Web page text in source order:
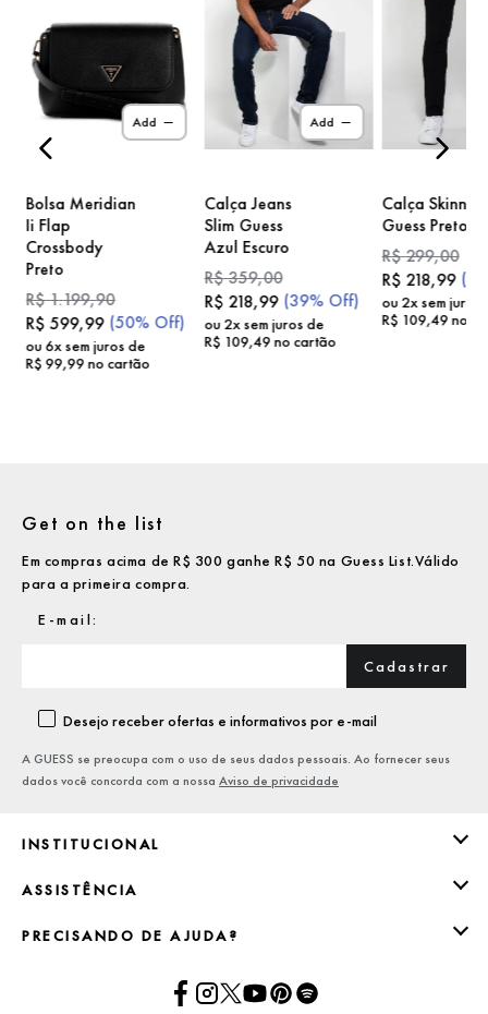
Add
Bolsa Meridian
Ii Flap
Crossbody
Preto
R$1.199,90
R$ 599,99 (50% Off)
ou 6x sem juros de
R$ 99,99no cartão
Add
Calça Jeans
Slim Guess
Azul Escuro
R$359,00
R$ 218,99 (39% Off)
ou2x sem juros de
R$ 109,49no cartão
Calça Skinny
Guess Preto
R$299,00
R$ 218,99 (
ou 2x sem juros
R$ 109,49no
INSTITUCIONAL
ASSISTÊNCIA
PRECISANDO DE AJUDA?
Get on the list
Em compras acima de R$ 300 ganhe R$ 50 na Guess List.Válido
para a primeira compra.
Cadastrar
Desejo receber ofertas e informativos por e-mail
A GUESS se preocupa com o uso de seus dados pessoais. Ao fornecer seus
dados você concorda com a nossa Aviso de privacidade